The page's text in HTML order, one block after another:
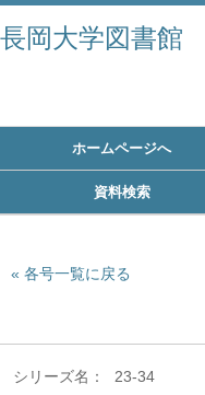
長岡大学図書館
ホームページへ
資料検索
各号一覧に戻る
シリーズ名 23-34